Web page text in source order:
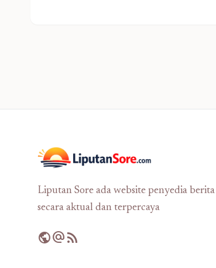
Liputan Sore ada website penyedia
secara aktual dan terpercaya
publicalternate_emailrss_feed